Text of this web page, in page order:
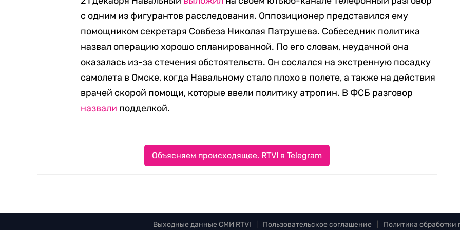
с одним из фигурантов расследования. Оппозиционер представился ему
помощником секретаря Совбеза Николая Патрушева. Собеседник политика
назвал операцию хорошо спланированной. По его словам, неудачной она
оказалась из-за стечения обстоятельств. Он сослался на экстренную посадку
самолета в Омске, когда Навальному стало плохо в полете, а также на действия
врачей скорой помощи, которые ввели политику атропин. В ФСБ разговор
назвали подделкой.
Объясняем происходящее. RTVI в Telegram
Выходные данные СМИ RTVI Пользовательское соглашение Политика